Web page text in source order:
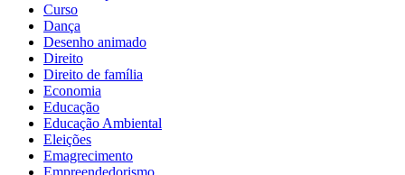
Curso
Dança
Desenho animado
Direito
Direito de família
Economia
Educação
Educação Ambiental
Eleições
Emagrecimento
Empreendedorismo